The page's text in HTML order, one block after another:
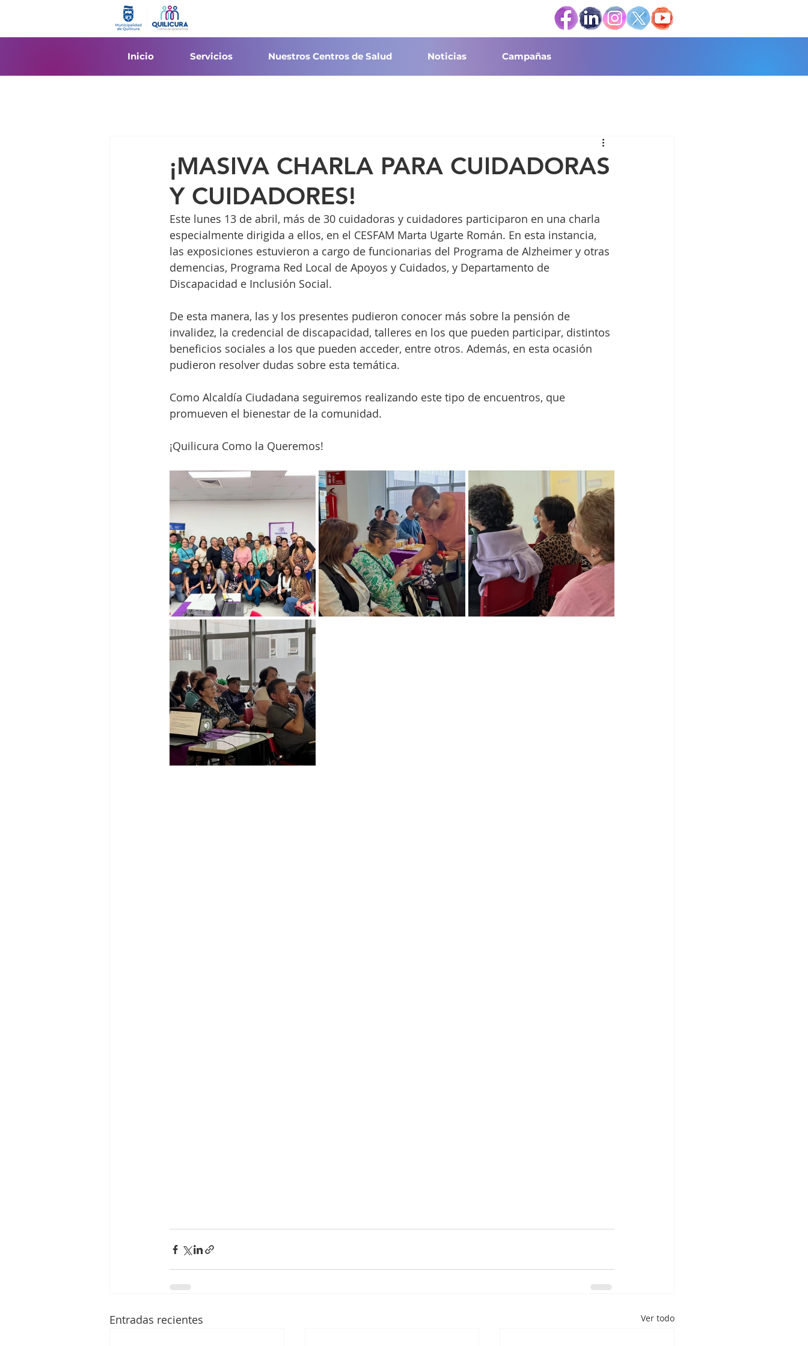
Inicio Servicios Nuestros Centros de Salud Noticias Campañas
¡MASIVA CHARLA PARA CUIDADORAS
Y CUIDADORES!
Este lunes 13 de abril, más de 30 cuidadoras y cuidadores participaron en una charla
especialmente dirigida a ellos, en el CESFAM Marta Ugarte Román. En esta instancia,
las exposiciones estuvieron a cargo de funcionarias del Programa de Alzheimer y otras
demencias, Programa Red Local de Apoyos y Cuidados, y Departamento de
Discapacidad e Inclusión Social.
De esta manera, las y los presentes pudieron conocer más sobre la pensión de
invalidez, la credencial de discapacidad, talleres en los que pueden participar, distintos
beneficios sociales a los que pueden acceder, entre otros. Además, en esta ocasión
pudieron resolver dudas sobre esta temática.
Como Alcaldía Ciudadana seguiremos realizando este tipo de encuentros, que
promueven el bienestar de la comunidad.
¡Quilicura Como la Queremos!
Entradas recientes Ver todo